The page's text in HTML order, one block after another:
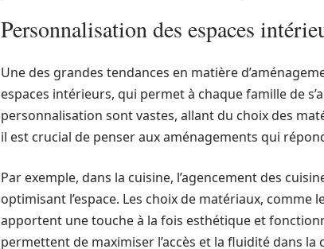
Personnalisation des espaces
Une des grandes tendances en matière
espaces intérieurs, qui permet à chaque famille de
personnalisation sont vastes, allant du choix des
il est crucial de penser aux aménagements qui
Par exemple, dans la cuisine, l’agencement des
optimisant l’espace. Les choix de matériaux,
apportent une touche à la fois esthétique et
permettent de maximiser l’accès et la fluidité dans la